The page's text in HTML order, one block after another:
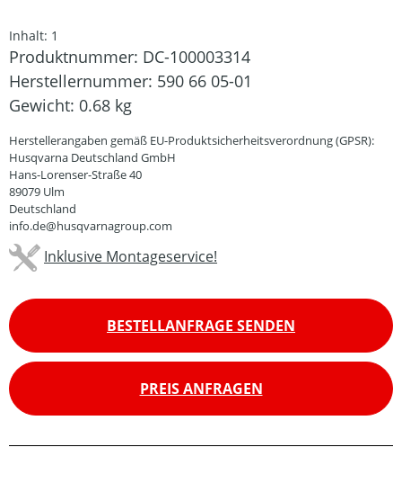
Inhalt: 1
Produktnummer: DC-100003314
Herstellernummer: 590 66 05-01
Gewicht: 0.68 kg
Herstellerangaben gemäß EU-Produktsicherheitsverordnung (GPSR):
Husqvarna Deutschland GmbH
Hans-Lorenser-Straße 40
89079 Ulm
Deutschland
info.de@husqvarnagroup.com
Inklusive Montageservice!
BESTELLANFRAGE SENDEN
PREIS ANFRAGEN